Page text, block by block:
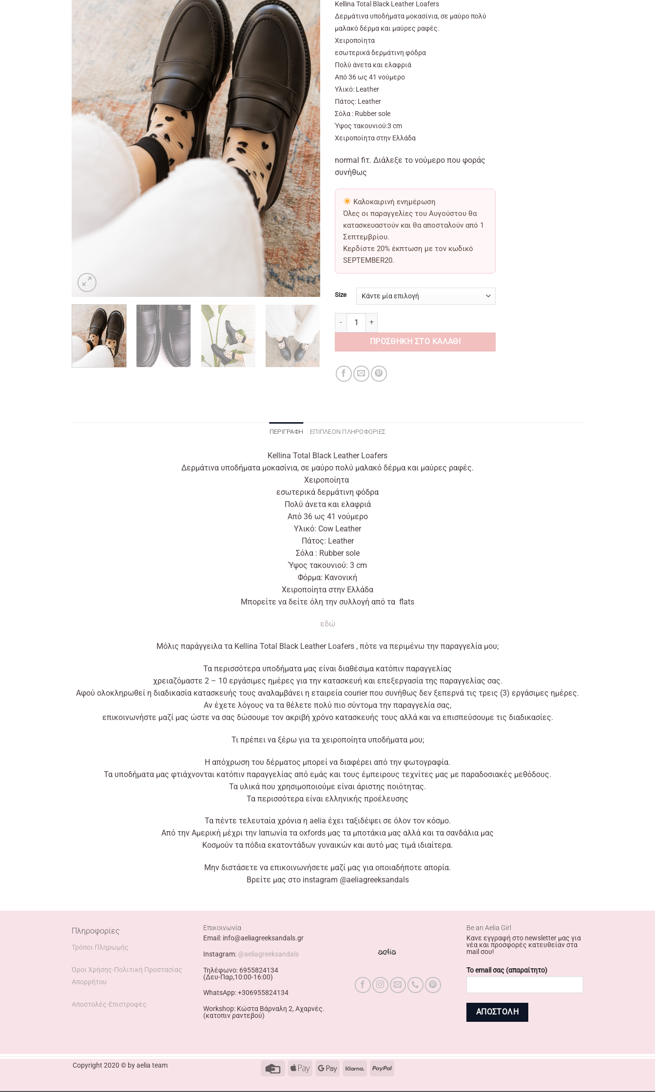
was:
95,00€.
τιμή
είναι:
57,00€.
Kellina Total Black Leather Loafers
Δερμάτινα υποδήματα μοκασίνια, σε μαύρο πολύ
μαλακό δέρμα και μαύρες ραφές.
Χειροποίητα
εσωτερικά δερμάτινη φόδρα
Πολύ άνετα και ελαφριά
Από36ως 41 νούμερο
Υλικό: Leather
Πάτος: Leather
Σόλα : Rubber sole
Ύψος τακουνιού:3 cm
Χειροποίητα στην Ελλάδα
normal fiτ. Διάλεξε το νούμερο που φοράς
συνήθως
Καλοκαιρινή ενημέρωση
Όλες οι παραγγελίες του Αυγούστου θα
κατασκευαστούν και θα αποσταλούν από 1
Σεπτεμβρίου.
Κερδίστε 20% έκπτωση με τον κωδικό
SEPTEMBER20.
Size
Kellina Total Black Leather Loafers ποσότητα
ΠΡΟΣΘΉΚΗ ΣΤΟ ΚΑΛΆΘΙ
ΠΕΡΙΓΡΑΦΉ ΕΠΙΠΛΈΟΝ ΠΛΗΡΟΦΟΡΊΕΣ
Kellina Total Black Leather Loafers
Δερμάτινα υποδήματα μοκασίνια, σε μαύρο πολύ μαλακό δέρμα και μαύρες ραφές.
Χειροποίητα
εσωτερικά δερμάτινη φόδρα
Πολύ άνετα και ελαφριά
Από36 ως 41 νούμερο
Υλικό: Cow Leather
Πάτος: Leather
Σόλα : Rubber sole
Ύψος τακουνιού: 3 cm
Φόρμα: Κανονική
Χειροποίητα στην Ελλάδα
Μπορείτε να δείτε όλη την συλλογή από τα flats
εδώ
Μόλις παράγγειλα τα Kellina Total Black Leather Loafers , πότε να περιμένω την παραγγελία μου;
Τα περισσότερα υποδήματα μας είναι διαθέσιμα κατόπιν παραγγελίας
χρειαζόμαστε 2 – 10 εργάσιμες ημέρες για την κατασκευή και επεξεργασία της παραγγελίας σας.
Αφού ολοκληρωθεί η διαδικασία κατασκευής τους αναλαμβάνει η εταιρεία courier που συνήθως δεν ξεπερνά τις τρεις (3) εργάσιμες ημέρες.
Αν έχετε λόγους να τα θέλετε πολύ πιο σύντομα την παραγγελία σας,
επικοινωνήστε μαζίμας ώστε να σας δώσουμε τον ακριβή χρόνο κατασκευής τους αλλάκαι να επισπεύσουμε τις διαδικασίες.
Τι πρέπει να ξέρω για τα χειροποίητα υποδήματα μου;
Η απόχρωση του δέρματος μπορεί να διαφέρει από την φωτογραφία.
Τα υποδήματα μας φτιάχνονται κατόπιν παραγγελίας από εμάς και τους έμπειρους τεχνίτες μας με παραδοσιακές μεθόδους.
Τα υλικά που χρησιμοποιούμε είναι άριστης ποιότητας.
Τα περισσότερα είναι ελληνικής προέλευσης
Τα πέντε τελευταία χρόνια η aelia έχειταξιδέψει σε όλοντον κόσμο.
Από την Αμερική μέχρι την Ιαπωνία τα oxfords μας τα μποτάκια μας αλλά και τα σανδάλια μας
Kοσμούν τα πόδια εκατοντάδων γυναικών και αυτό μας τιμά ιδιαίτερα.
Μην διστάσετε να επικοινωνήσετε μαζί μας για οποιαδήποτε απορία.
Βρείτε μας στο instagram @aeliagreeksandals
Πληροφορίες
Τρόποι Πληρωμής
Όροι Χρήσης-Πολιτική Προστασίας
Απορρήτου
Αποστολές-Επιστροφές
Επικοινωνία
Email: info@aeliagreeksandals.gr
Instagram: @aeliagreeksandals
Τηλέφωνο: 6955824134
(Δευ-Παρ,10:00-16:00)
WhatsApp: +306955824134
Workshop: Κώστα Βάρναλη 2, Αχαρνές.
(κατοπιν ραντεβού)
Βe an Αelia Girl
Κανε εγγραφή στο newsletter μας για
νέα και προσφορές κατευθείαν στα
mail σου!
Το email σας (απαραίτητο)
Copyright 2020 © by aelia team
Credit
Apple
Google Klarna PayPal